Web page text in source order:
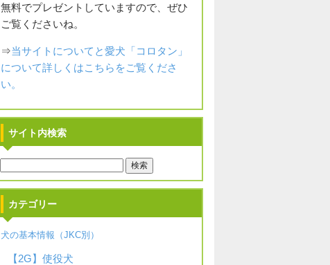
無料でプレゼントしていますので、ぜひ
ご覧くださいね。
⇒当サイトについてと愛犬「コロタン」
について詳しくはこちらをご覧くださ
い。
サイト内検索
カテゴリー
犬の基本情報（JKC別）
【2G】使役犬